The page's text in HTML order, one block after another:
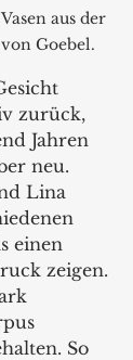
aus der
Goebel.
zurück,
Jahren
neu.
Lina
einen
zeigen.
So